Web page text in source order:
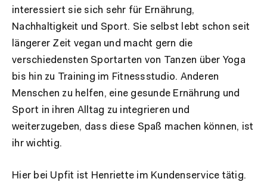
interessiert sie sich sehr für Ernährung,
Nachhaltigkeit und Sport. Sie selbst lebt schon seit
längerer Zeit vegan und macht gern die
verschiedensten Sportarten von Tanzen über Yoga
bis hin zu Training im Fitnessstudio. Anderen
Menschen zu helfen, eine gesunde Ernährung und
Sport in ihren Alltag zu integrieren und
weiterzugeben, dass diese Spaß machen können, ist
ihr wichtig.
Hier bei Upfit ist Henriette im Kundenservice tätig.